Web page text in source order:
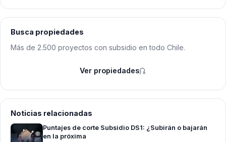
Busca propiedades
Más de 2.500 proyectos con subsidio en todo Chile.
Ver propiedades
Noticias relacionadas
Puntajes de corte Subsidio DS1: ¿Subirán o bajarán
en la próxima